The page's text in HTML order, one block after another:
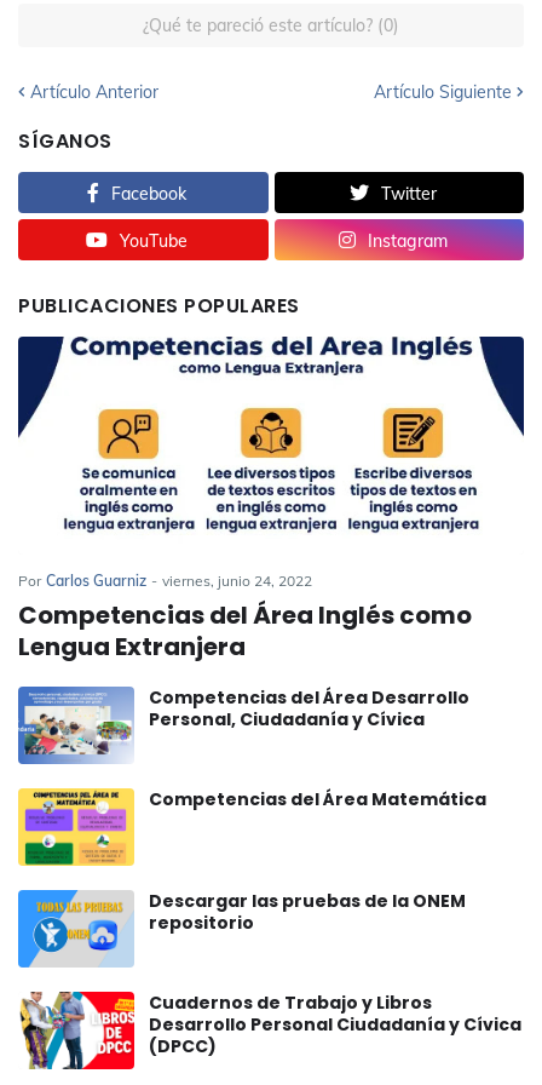
¿Qué te pareció este artículo? (0)
Artículo Anterior Artículo Siguiente
SÍGANOS
Facebook Twitter
YouTube Instagram
PUBLICACIONES POPULARES
Por Carlos Guarniz - viernes, junio 24, 2022
Competencias del Área Inglés como
Lengua Extranjera
Competencias del Área Desarrollo
Personal, Ciudadanía y Cívica
Competencias del Área Matemática
Descargar las pruebas de la ONEM
repositorio
Cuadernos de Trabajo y Libros
Desarrollo Personal Ciudadanía y Cívica
(DPCC)